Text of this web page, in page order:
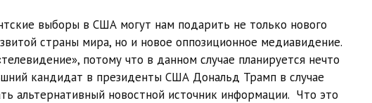
выборы в США могут нам подарить не только нового
страны мира, но и новое оппозиционное медиавидение.
потому что в данном случае планируется нечто
кандидат в президенты США Дональд Трамп в случае
альтернативный новостной источник информации. Что это